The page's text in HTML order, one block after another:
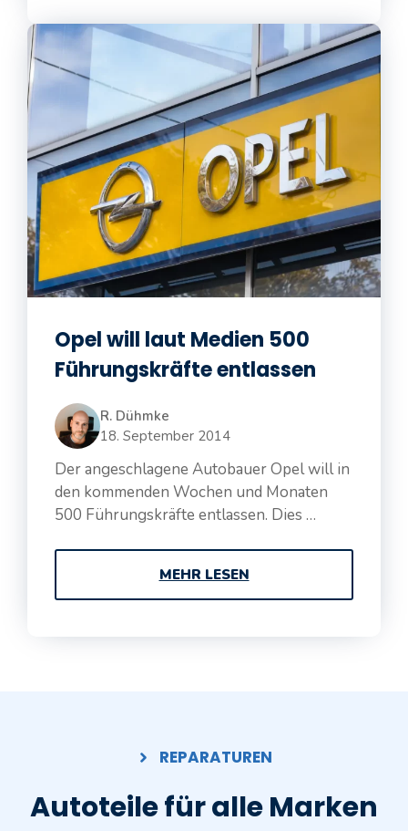
Opel will laut Medien 500
Führungskräfte entlassen
R. Dühmke
18. September 2014
Der angeschlagene Autobauer Opel will in
den kommenden Wochen und Monaten
500 Führungskräfte entlassen. Dies …
MEHR LESEN
REPARATUREN
Autoteile für alle Marken